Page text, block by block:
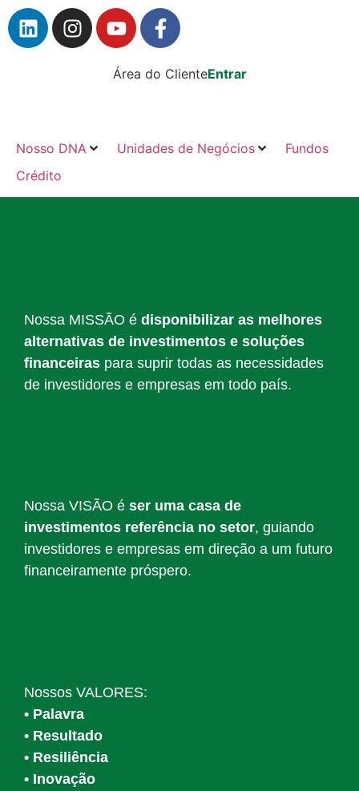
Área do ClienteEntrar
Nosso DNA Unidades de Negócios
Fundos
Crédito
Nossa MISSÃO é disponibilizar as melhores
alternativas de investimentos e soluções
financeiras para suprir todas as necessidades
de investidores e empresas em todo país.
Nossa VISÃO é ser uma casa de
investimentos referência no setor, guiando
investidores e empresas em direção a um futuro
financeiramente próspero.
Nossos VALORES:
• Palavra
• Resultado
• Resiliência
• Inovação